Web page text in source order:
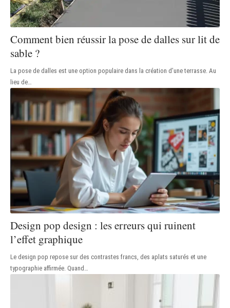
Comment bien réussir la pose de dalles sur lit de
sable ?
La pose de dalles est une option populaire dans la création d’une terrasse. Au
lieu de
Design pop design : les erreurs qui ruinent
l’effet graphique
Le design pop repose sur des contrastes francs, des aplats saturés et une
typographie affirmée. Quand …